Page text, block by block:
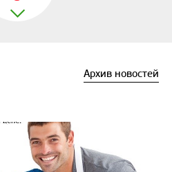
Архив новостей